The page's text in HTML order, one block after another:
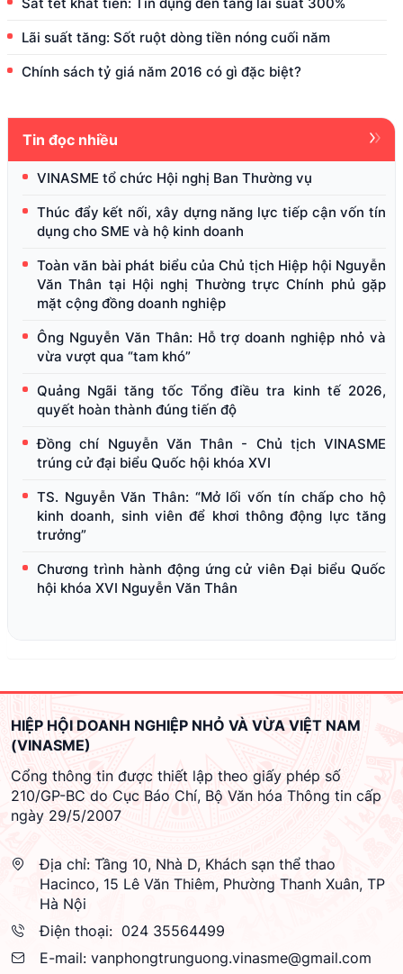
Sát tết khát tiền: Tín dụng đen tăng lãi suất 300%
Lãi suất tăng: Sốt ruột dòng tiền nóng cuối năm
Chính sách tỷ giá năm 2016 có gì đặc biệt?
Tin đọc nhiều
VINASME tổ chức Hội nghị Ban Thường vụ
Thúc đẩy kết nối, xây dựng năng lực tiếp cận vốn tín
dụng cho SME và hộ kinh doanh
Toàn văn bài phát biểu của Chủ tịch Hiệp hội Nguyễn
Văn Thân tại Hội nghị Thường trực Chính phủ gặp
mặt cộng đồng doanh nghiệp
Ông Nguyễn Văn Thân: Hỗ trợ doanh nghiệp nhỏ và
vừa vượt qua “tam khó”
Quảng Ngãi tăng tốc Tổng điều tra kinh tế 2026,
quyết hoàn thành đúng tiến độ
Đồng chí Nguyễn Văn Thân - Chủ tịch VINASME
trúng cử đại biểu Quốc hội khóa XVI
TS. Nguyễn Văn Thân: “Mở lối vốn tín chấp cho hộ
kinh doanh, sinh viên để khơi thông động lực tăng
trưởng”
Chương trình hành động ứng cử viên Đại biểu Quốc
hội khóa XVI Nguyễn Văn Thân
HIỆP HỘI DOANH NGHIỆP NHỎ VÀ VỪA VIỆT NAM
(VINASME)
Cổng thông tin được thiết lập theo giấy phép số
210/GP-BC do Cục Báo Chí, Bộ Văn hóa Thông tin cấp
ngày 29/5/2007
Địa chỉ: Tầng 10, Nhà D, Khách sạn thể thao
Hacinco, 15 Lê Văn Thiêm, Phường Thanh Xuân, TP
Hà Nội
Điện thoại: 024 35564499
E-mail: vanphongtrunguong.vinasme@gmail.com